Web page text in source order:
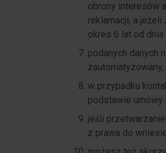
obrony interesów
reklamacji, a
okres 6 lat od
podanych danych
w przypadku
podstawie umowy
jeśli
z prawa do